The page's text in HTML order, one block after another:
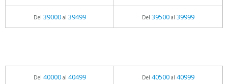
Del 39000al 39499 Del 39500al 39999
Del 40000al 40499 Del 40500al 40999